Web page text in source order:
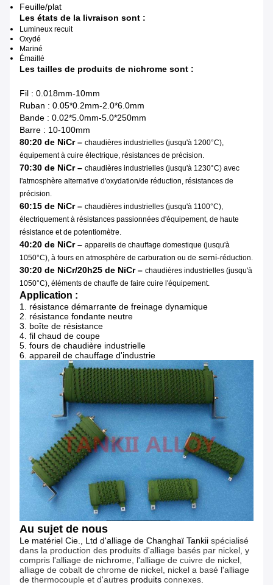
Feuille/plat
Les états de la livraison sont :
Lumineux recuit
Oxydé
Mariné
Émaillé
Les tailles de produits de nichrome sont :
Fil : 0.018mm-10mm
Ruban : 0.05*0.2mm-2.0*6.0mm
Bande : 0.02*5.0mm-5.0*250mm
Barre : 10-100mm
80:20 de NiCr – chaudières industrielles (jusqu'à 1200°C),
équipement à cuire électrique, résistances de précision.
70:30 de NiCr – chaudières industrielles (jusqu'à 1230°C) avec
l'atmosphère alternative d'oxydation/de réduction, résistances de
précision.
60:15 de NiCr – chaudières industrielles (jusqu'à 1100°C),
électriquement à résistances passionnées d'équipement, de haute
résistance et de potentiomètre.
40:20 de NiCr – appareils de chauffage domestique (jusqu'à
1050°C), à fours en atmosphère de carburation ou de semi-réduction.
30:20 de NiCr/20h25 de NiCr – chaudières industrielles (jusqu'à
1050°C), éléments de chauffe de faire cuire l'équipement.
Application :
1. résistance démarrante de freinage dynamique
2. résistance fondante neutre
3. boîte de résistance
4. fil chaud de coupe
5. fours de chaudière industrielle
6. appareil de chauffage d'industrie
Au sujet de nous
Le matériel Cie., Ltd d'alliage de Changhaï Tankii spécialisé
dans la production des produits d'alliage basés par nickel, y
compris l'alliage de nichrome, l'alliage de cuivre de nickel,
alliage de cobalt de chrome de nickel, nickel a basé l'alliage
de thermocouple et d'autres produits connexes